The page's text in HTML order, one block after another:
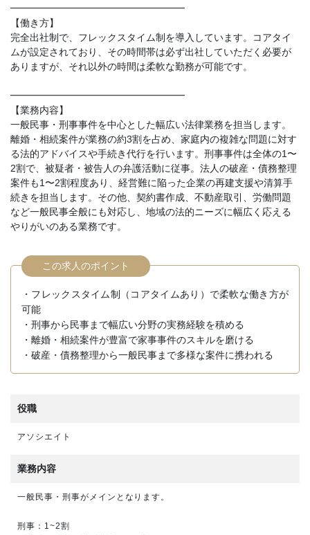
━━━━━━━━━━━━━━━━━━
【働き方】
完全出社制で、フレックスタイム制を導入しています。コアタイ
ムが設定されており、その時間帯は必ず出社していただく必要が
ありますが、それ以外の時間は柔軟な勤務が可能です。
━━━━━━━━━━━━━━━━━━
【業務内容】
一般民事・刑事事件を中心とした幅広い法律業務を担当します。
離婚・相続案件が業務の約3割を占め、家庭内の複雑な問題に対す
る法的アドバイスや手続き代行を行います。刑事事件は全体の1〜
2割で、被疑者・被告人の弁護活動に従事。法人の破産・債務整理
案件も1〜2割程度あり、経営難に陥った企業の再建支援や清算手
続きを担当します。その他、契約書作成、不動産取引、労働問題
など一般民事全般にも対応し、地域の法的ニーズに幅広く応える
やりがいのある業務です。
この求人のポイント
・フレックスタイム制（コアタイムあり）で柔軟な働き方が
可能
・刑事から民事まで幅広い分野の実務経験を積める
・離婚・相続案件が豊富で家事事件のスキルを磨ける
・破産・債務整理から一般民事まで多様な案件に携われる
役職
アソシエイト
業務内容
一般民事・刑事がメインとなります。
刑事：1~2割